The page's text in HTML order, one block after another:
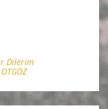
Dilerim